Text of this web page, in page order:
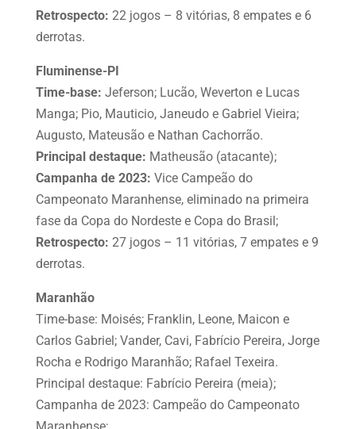
Retrospecto: 22 jogos – 8 vitórias, 8 empates e 6
derrotas.
Fluminense-PI
Time-base: Jeferson; Lucão, Weverton e Lucas
Manga; Pio, Mauticio, Janeudo e Gabriel Vieira;
Augusto, Mateusão e Nathan Cachorrão.
Principal destaque: Matheusão (atacante);
Campanha de 2023: Vice Campeão do
Campeonato Maranhense, eliminado na primeira
fase da Copa do Nordeste e Copa do Brasil;
Retrospecto: 27 jogos – 11 vitórias, 7 empates e 9
derrotas.
Maranhão
Time-base: Moisés; Franklin, Leone, Maicon e
Carlos Gabriel; Vander, Cavi, Fabrício Pereira, Jorge
Rocha e Rodrigo Maranhão; Rafael Texeira.
Principal destaque: Fabrício Pereira (meia);
Campanha de 2023: Campeão do Campeonato